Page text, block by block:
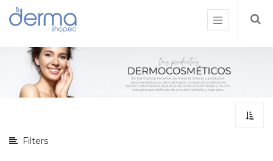
Filters
Mostrar
opciones
Mostrar
categorías